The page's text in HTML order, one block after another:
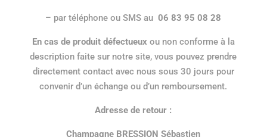
– par téléphone ou SMS au06 83 95 08 28
En cas de produit défectueuxou non conforme à la
description faite sur notre site, vous pouvez prendre
directement contact avec nous sous 30 jours pour
convenir d’un échange ou d’un remboursement.
Adresse de retour :
Champagne BRESSION Sébastien